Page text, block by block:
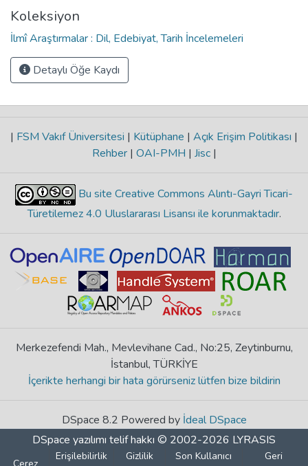
Koleksiyon
İlmî Araştırmalar : Dil, Edebiyat, Tarih İncelemeleri
Detaylı Öğe Kaydı
| FSM Vakıf Üniversitesi | Kütüphane | Açık Erişim Politikası |
Rehber | OAI-PMH | Jisc |
Bu site Creative Commons Alıntı-Gayri Ticari-
Türetilemez 4.0 Uluslararası Lisansı ile korunmaktadır.
Merkezefendi Mah., Mevlevihane Cad., No:25, Zeytinburnu,
İstanbul, TÜRKİYE
İçerikte herhangi bir hata görürseniz lütfen bize bildirin
DSpace 8.2 Powered by İdeal DSpace
DSpace yazılımı telif hakkı © 2002-2026 LYRASIS
Çerez
Erişilebilirlik
Gizlilik
Son Kullanıcı
Geri